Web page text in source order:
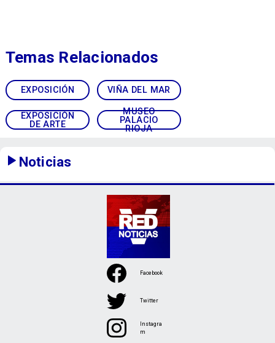
EXPOSICIÓN VIÑA DEL MAR
EXPOSICIÓN
DE ARTE
MUSEO
PALACIO
RIOJA
Temas Relacionados
Noticias
Facebook
Twitter
Instagra
m